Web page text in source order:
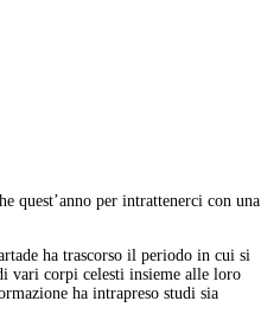
quest’anno per intrattenerci con una
ha trascorso il periodo in cui si
vari corpi celesti insieme alle loro
ha intrapreso studi sia